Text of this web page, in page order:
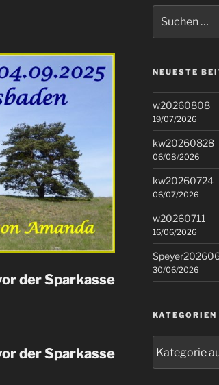
der Sparkasse
der Sparkasse
nach:
NEUESTE
w20260808
19/07/2026
kw20260828
06/08/2026
kw20260724
06/07/2026
w20260711
16/06/2026
30/06/2026
KATEGORIEN